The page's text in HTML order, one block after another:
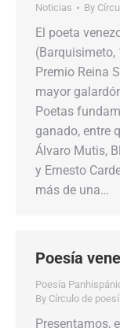
Noticias By
El poeta
(Barquisimeto,
Premio Reina
mayor
Poetas
ganado, entre
Álvaro Mutis,
y Ernesto
más de una…
Poesía
Poesía
By Círculo de
Presentamos,